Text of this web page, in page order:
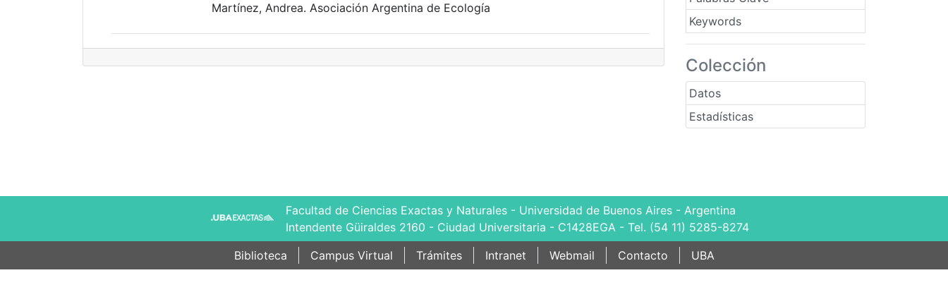
Keywords
Colección
Datos
Estadísticas
Martínez, Andrea. Asociación Argentina de Ecología
Facultad de Ciencias Exactas y Naturales - Universidad de Buenos Aires - Argentina
Intendente Güiraldes 2160 - Ciudad Universitaria - C1428EGA - Tel. (54 11) 5285-8274
Biblioteca
Campus Virtual Trámites Intranet Webmail Contacto UBA